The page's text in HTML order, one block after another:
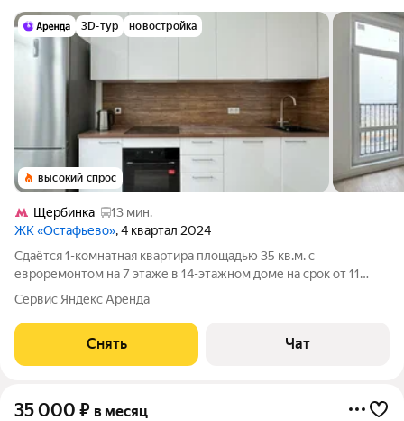
3D-тур новостройка
высокий спрос
Щербинка
13 мин.
ЖК «Остафьево», 4 квартал 2024
Сдаётся 1-комнатная квартира площадью 35 кв.м. с
евроремонтом на 7 этаже в 14-этажном доме на срок от 11
месяцев. Из техники есть: Духовой шкаф Стиральная машина
Холодильник Посудомоечная машина Кондиционер Дом -
монолитный, окна выходят во
Сервис Яндекс Аренда
Снять Чат
35 000 ₽ в месяц